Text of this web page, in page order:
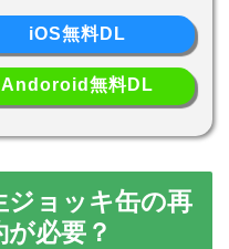
iOS無料DL
Andoroid無料DL
ジョッキ缶の再
必要？